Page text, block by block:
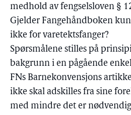
medhold av fengselsloven §
Gjelder Fangehåndboken
ikke for varetektsfanger?
Spørsmålene stilles på
bakgrunn i en pågående
FNs Barnekonvensjons
ikke skal adskilles fra sine
med mindre det er